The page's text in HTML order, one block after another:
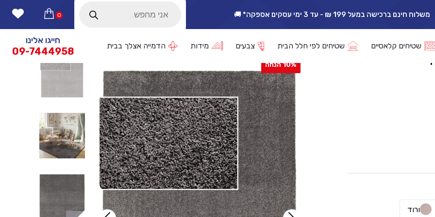
משלוח חינם ברכישה במעל 199 ₪ - עד 3 ימי עסקים אספקה* 🚚
אפשרות החזרה/החלפה עד 14 ימי עסקים 🔁
search
0
שטיחים קלאסיים שטיחים לפי חלל הבית צבעים מידות הדמייה אצלך בבית
חייגו אלינו
09-7444958
ורוד
10% הנחה